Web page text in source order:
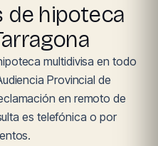
de hipoteca
multidivisa en todo
Provincial de
en remoto de
es telefónica o por